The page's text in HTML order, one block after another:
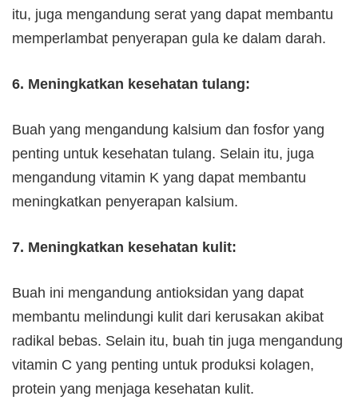
itu, juga mengandung serat yang dapat membantu
memperlambat penyerapan gula ke dalam darah.
6. Meningkatkan kesehatan tulang:
Buah yang mengandung kalsium dan fosfor yang
penting untuk kesehatan tulang. Selain itu, juga
mengandung vitamin K yang dapat membantu
meningkatkan penyerapan kalsium.
7. Meningkatkan kesehatan kulit:
Buah ini mengandung antioksidan yang dapat
membantu melindungi kulit dari kerusakan akibat
radikal bebas. Selain itu, buah tin juga mengandung
vitamin C yang penting untuk produksi kolagen,
protein yang menjaga kesehatan kulit.